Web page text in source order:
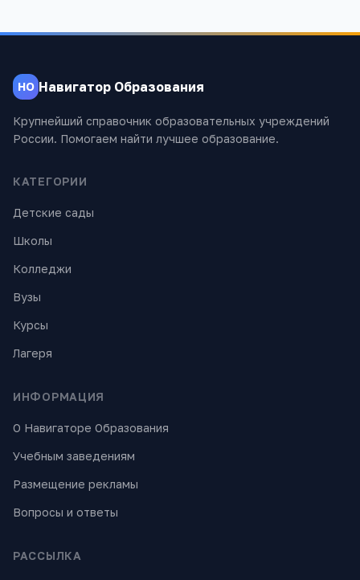
НО Навигатор Образования
Крупнейший справочник образовательных учреждений
России. Помогаем найти лучшее образование.
КАТЕГОРИИ
Детские сады
Школы
Колледжи
Вузы
Курсы
Лагеря
ИНФОРМАЦИЯ
О Навигаторе Образования
Учебным заведениям
Размещение рекламы
Вопросы и ответы
РАССЫЛКА